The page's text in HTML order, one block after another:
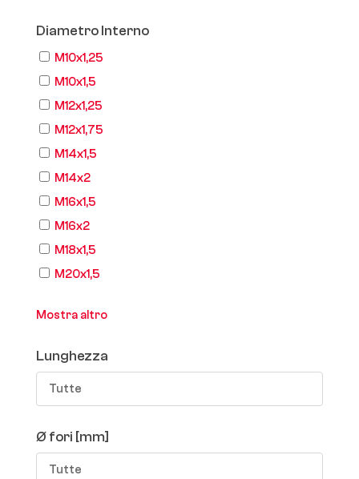
Diametro Interno
M10x1,25
M10x1,5
M12x1,25
M12x1,75
M14x1,5
M14x2
M16x1,5
M16x2
M18x1,5
M20x1,5
Mostra altro
Lunghezza
Tutte
Ø fori [mm]
Tutte